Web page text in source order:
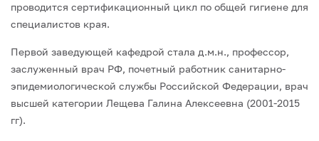
проводится сертификационный цикл по общей гигиене для
специалистов края.
Первой заведующей кафедрой стала д.м.н., профессор,
заслуженный врач РФ, почетный работник санитарно-
эпидемиологической службы Российской Федерации, врач
высшей категории Лещева Галина Алексеевна (2001-2015
гг).